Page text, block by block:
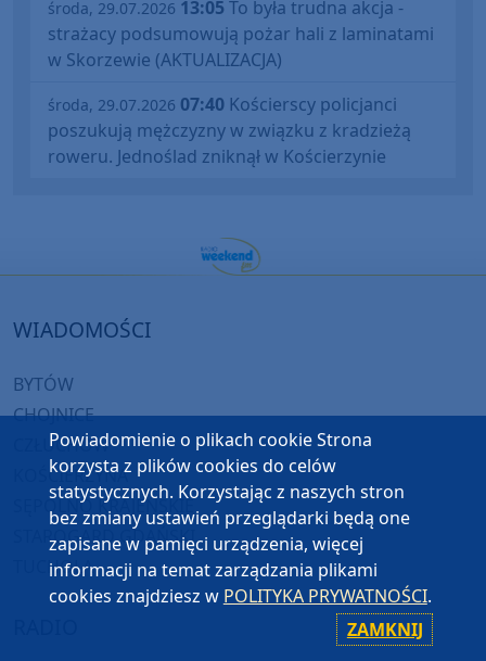
środa, 29.07.2026 13:05 To była trudna akcja -
strażacy podsumowują pożar hali z laminatami
w Skorzewie (AKTUALIZACJA)
środa, 29.07.2026 07:40 Kościerscy policjanci
poszukują mężczyzny w związku z kradzieżą
roweru. Jednoślad zniknął w Kościerzynie
WIADOMOŚCI
BYTÓW
CHOJNICE
CZŁUCHÓW
KOŚCIERZYNA
SĘPÓLNO KRAJEŃSKIE
STAROGARD GDAŃSKI
TUCHOLA
Powiadomienie o plikach cookie Strona
korzysta z plików cookies do celów
statystycznych. Korzystając z naszych stron
bez zmiany ustawień przeglądarki będą one
zapisane w pamięci urządzenia, więcej
informacji na temat zarządzania plikami
cookies znajdziesz w POLITYKA PRYWATNOŚCI.
ZAMKNIJ